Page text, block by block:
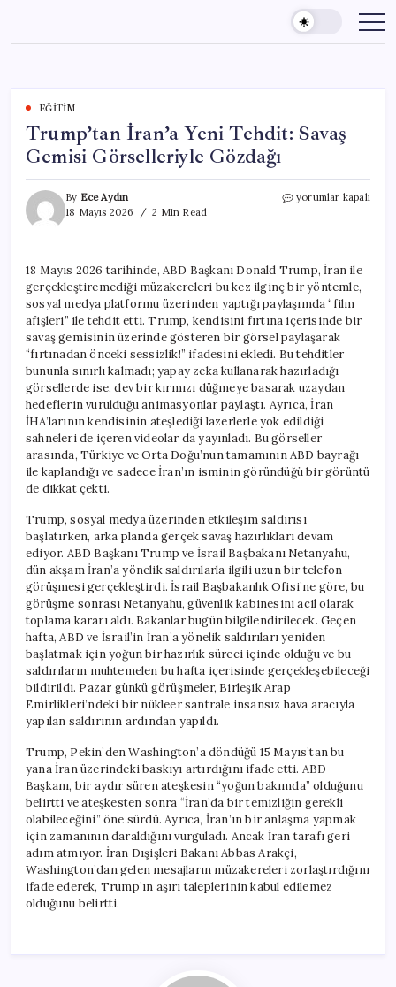
content
EĞITIM
Trump’tan İran’a Yeni Tehdit: Savaş
Gemisi Görselleriyle Gözdağı
By Ece Aydın
18 Mayıs 2026
2 Min Read
Trump’tan
Gemisi
Görselleriyle
Gözdağı
için
yorumlar kapalı
18 Mayıs 2026 tarihinde, ABD Başkanı Donald Trump, İran ile
gerçekleştiremediği müzakereleri bu kez ilginç bir yöntemle,
sosyal medya platformu üzerinden yaptığı paylaşımda “film
afişleri” ile tehdit etti. Trump, kendisini fırtına içerisinde bir
savaş gemisinin üzerinde gösteren bir görsel paylaşarak
“fırtınadan önceki sessizlik!” ifadesini ekledi. Bu tehditler
bununla sınırlı kalmadı; yapay zeka kullanarak hazırladığı
görsellerde ise, dev bir kırmızı düğmeye basarak uzaydan
hedeflerin vurulduğu animasyonlar paylaştı. Ayrıca, İran
İHA’larının kendisinin ateşlediği lazerlerle yok edildiği
sahneleri de içeren videolar da yayınladı. Bu görseller
arasında, Türkiye ve Orta Doğu’nun tamamının ABD bayrağı
ile kaplandığı ve sadece İran’ın isminin göründüğü bir görüntü
de dikkat çekti.
Trump, sosyal medya üzerinden etkileşim saldırısı
başlatırken, arka planda gerçek savaş hazırlıkları devam
ediyor. ABD Başkanı Trump ve İsrail Başbakanı Netanyahu,
dün akşam İran’a yönelik saldırılarla ilgili uzun bir telefon
görüşmesi gerçekleştirdi. İsrail Başbakanlık Ofisi’ne göre, bu
görüşme sonrası Netanyahu, güvenlik kabinesini acil olarak
toplama kararı aldı. Bakanlar bugün bilgilendirilecek. Geçen
hafta, ABD ve İsrail’in İran’a yönelik saldırıları yeniden
başlatmak için yoğun bir hazırlık süreci içinde olduğu ve bu
saldırıların muhtemelen bu hafta içerisinde gerçekleşebileceği
bildirildi. Pazar günkü görüşmeler, Birleşik Arap
Emirlikleri’ndeki bir nükleer santrale insansız hava aracıyla
yapılan saldırının ardından yapıldı.
Trump, Pekin’den Washington’a döndüğü 15 Mayıs’tan bu
yana İran üzerindeki baskıyı artırdığını ifade etti. ABD
Başkanı, bir aydır süren ateşkesin “yoğun bakımda” olduğunu
belirtti ve ateşkesten sonra “İran’da bir temizliğin gerekli
olabileceğini” öne sürdü. Ayrıca, İran’ın bir anlaşma yapmak
için zamanının daraldığını vurguladı. Ancak İran tarafı geri
adım atmıyor. İran Dışişleri Bakanı Abbas Arakçi,
Washington’dan gelen mesajların müzakereleri zorlaştırdığını
ifade ederek, Trump’ın aşırı taleplerinin kabul edilemez
olduğunu belirtti.